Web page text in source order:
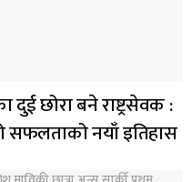
छोरा बने राष्ट्रसेवक :
सफलताको नयाँ इतिहास